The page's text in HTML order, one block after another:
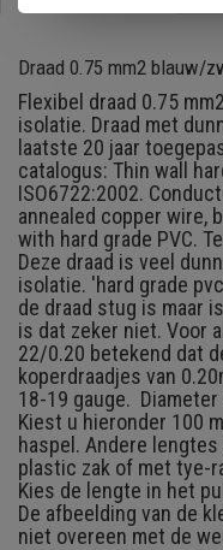
Draad 0.75 mm2 blauw/
Flexibel draad 0.75
isolatie. Draad met
laatste 20 jaar
catalogus: Thin wall
ISO6722:2002.
annealed copper wire,
with hard grade PVC.
Deze draad is veel
isolatie. 'hard grade
de draad stug is maar
is dat zeker niet. Voor
22/0.20 betekend dat
koperdraadjes van
18-19 gauge.
Kiest u hieronder 100
haspel. Andere
plastic zak of met tye-
Kies de lengte in het
De afbeelding van de
niet overeen met de